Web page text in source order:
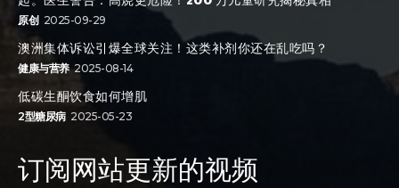
原创 2025-09-29
澳洲集体诉讼引爆全球关注！这类补剂你还在乱吃吗？
健康与营养 2025-08-14
低碳生酮饮食如何增肌
2型糖尿病 2025-05-23
订阅网站更新的视频